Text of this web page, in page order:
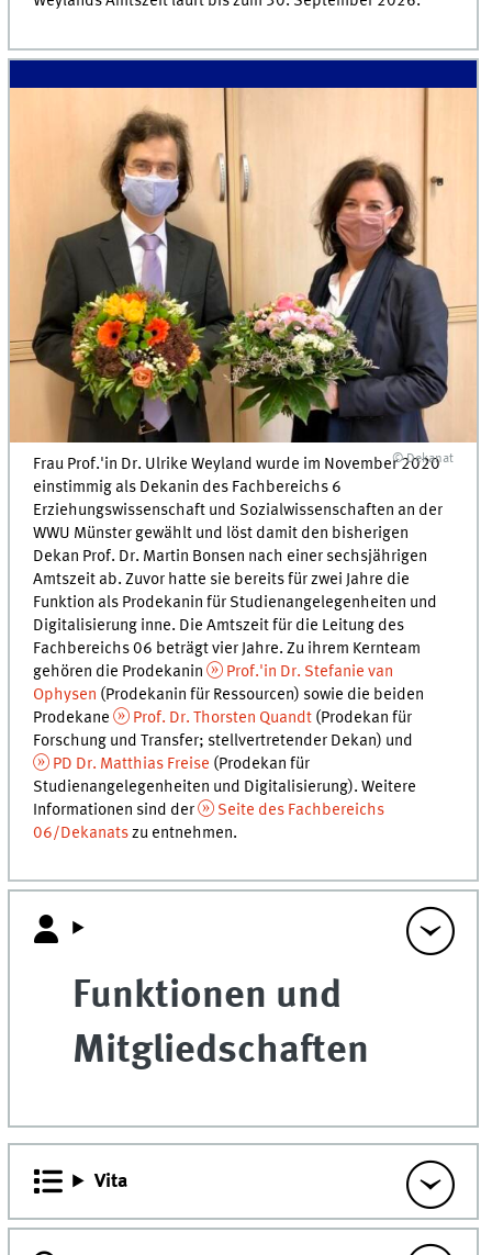
© Dekanat
Frau Prof.'in Dr. Ulrike Weyland wurde im November 2020
einstimmig als Dekanin des Fachbereichs 6
Erziehungswissenschaft und Sozialwissenschaften an der
WWU Münster gewählt und löst damit den bisherigen
Dekan Prof. Dr. Martin Bonsen nach einer sechsjährigen
Amtszeit ab. Zuvor hatte sie bereits für zwei Jahre die
Funktion als Prodekanin für Studienangelegenheiten und
Digitalisierung inne. Die Amtszeit für die Leitung des
Fachbereichs 06 beträgt vier Jahre. Zu ihrem Kernteam
gehören die Prodekanin
Prof.'in Dr. Stefanie van
Ophysen (Prodekanin für Ressourcen) sowie die beiden
Prodekane
Prof. Dr. Thorsten Quandt (Prodekan für
Forschung und Transfer; stellvertretender Dekan) und
PD Dr. Matthias Freise (Prodekan für
Studienangelegenheiten und Digitalisierung). Weitere
Informationen sind der
Seite des Fachbereichs
06/Dekanatszu entnehmen.
Funktionen und
Mitgliedschaften
Vita